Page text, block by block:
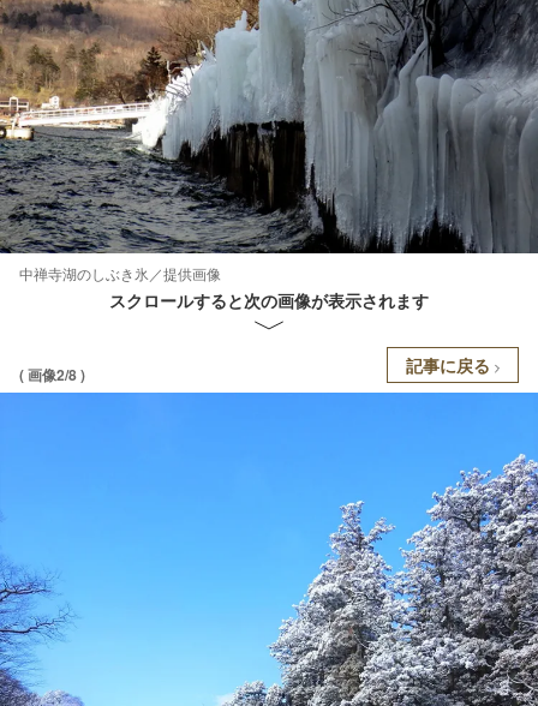
中禅寺湖のしぶき氷／提供画像
スクロールすると次の画像が表示されます
( 画像2/8 ) 記事に戻る